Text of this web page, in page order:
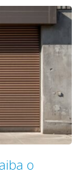
o